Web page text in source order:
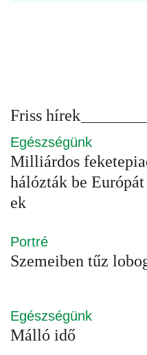
Friss hírek
Egészségünk
Milliárdos
hálózták be
ek
Portré
Szemeiben tűz
Egészségünk
Málló idő